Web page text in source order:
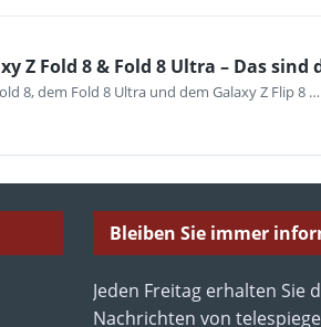
Z Fold 8 & Fold 8 Ultra – Das sind
8, dem Fold 8 Ultra und dem Galaxy Z Flip 8 …
Bleiben Sie immer
Jeden Freitag erhalten Sie
Nachrichten von